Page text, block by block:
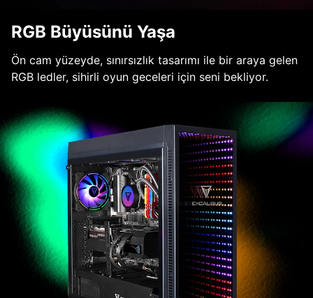
RGB Büyüsünü Yaşa
Ön cam yüzeyde, sınırsızlık tasarımı ile bir araya gelen
RGB ledler, sihirli oyun geceleri için seni bekliyor.